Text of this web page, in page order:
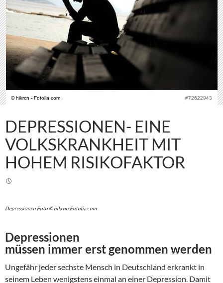
DEPRESSIONEN- EINE
VOLKSKRANKHEIT MIT
HOHEM RISIKOFAKTOR
Depressionen Foto © hikron Fotolia.com
Depressionen
müssen immer erst genommen werden
Ungefähr jeder sechste Mensch in Deutschland erkrankt in
seinem Leben wenigstens einmal an einer Depression. Damit